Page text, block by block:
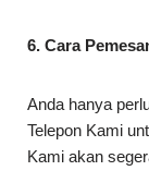
6. Cara
Anda hanya
Telepon Kami
Kami akan